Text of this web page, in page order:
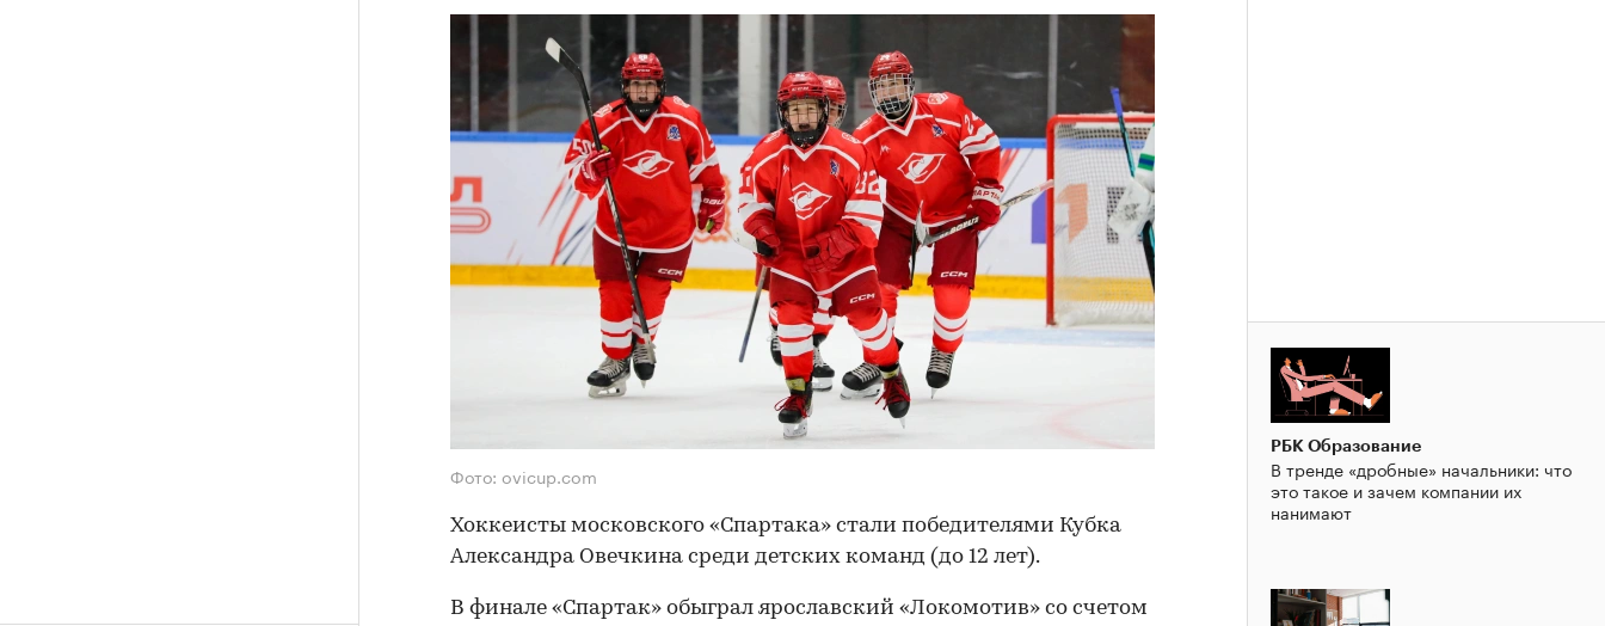
Фото: ovicup.com
Хоккеисты московского «Спартака» стали победителями Кубка
Александра Овечкина среди детских команд (до 12 лет).
В финале «Спартак» обыграл ярославский «Локомотив» со счетом
РБК Образование
В тренде «дробные» начальники: что
это такое и зачем компании их
нанимают